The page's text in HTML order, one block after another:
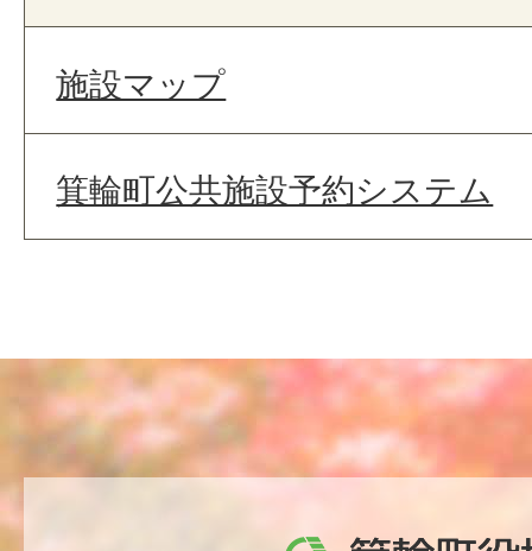
施設マップ
箕輪町公共施設予約システム